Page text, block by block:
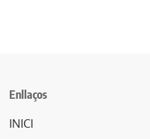
Enllaços
INICI